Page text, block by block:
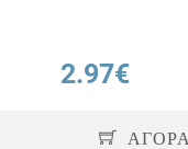
2.97€
ΑΓΟΡΑ